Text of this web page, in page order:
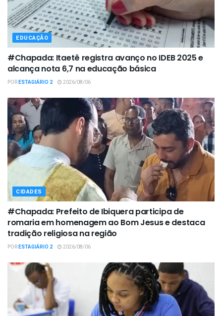
EDUCAÇÃO
#Chapada: Itaetê registra avanço no IDEB 2025 e
alcança nota 6,7 na educação básica
PORESTAGIÁRIO 2 2026/08/06
CIDADES
#Chapada: Prefeito de Ibiquera participa de
romaria em homenagem ao Bom Jesus e destaca
tradição religiosa na região
PORESTAGIÁRIO 2 2026/08/06